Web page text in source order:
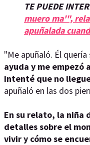
TE PUEDE
muero ma'",
apuñalada
"Me apuñaló. Él
ayuda y me empezó
intenté que no
apuñaló en las dos
En su relato, la niña
detalles sobre el
vivir y cómo se